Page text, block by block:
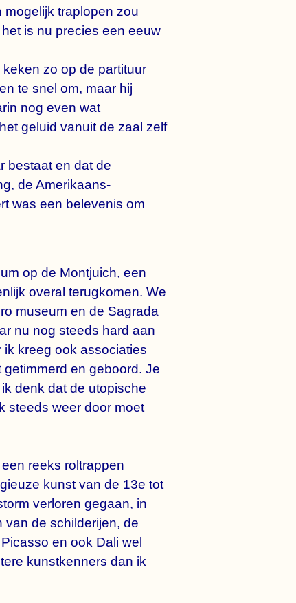
mogelijk traplopen zou
is nu precies een eeuw
zo op de partituur
te snel om, maar hij
nog even wat
geluid vanuit de zaal zelf
bestaat en dat de
de Amerikaans-
was een belevenis om
op de Montjuich, een
overal terugkomen. We
museum en de Sagrada
nu nog steeds hard aan
ik kreeg ook associaties
en geboord. Je
denk dat de utopische
steeds weer door moet
reeks roltrappen
kunst van de 13e tot
verloren gegaan, in
van de schilderijen, de
en ook Dali wel
kunstkenners dan ik